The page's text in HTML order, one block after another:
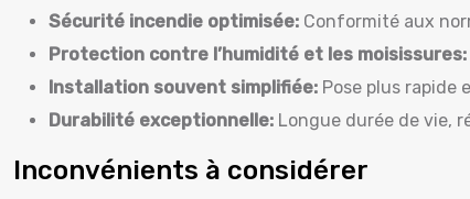
Sécurité incendie optimisée: Conformité aux
Protection contre l’humidité et les moisissures:
Installation souvent simplifiée: Pose plus
Durabilité exceptionnelle: Longue durée de vie,
Inconvénients à considérer